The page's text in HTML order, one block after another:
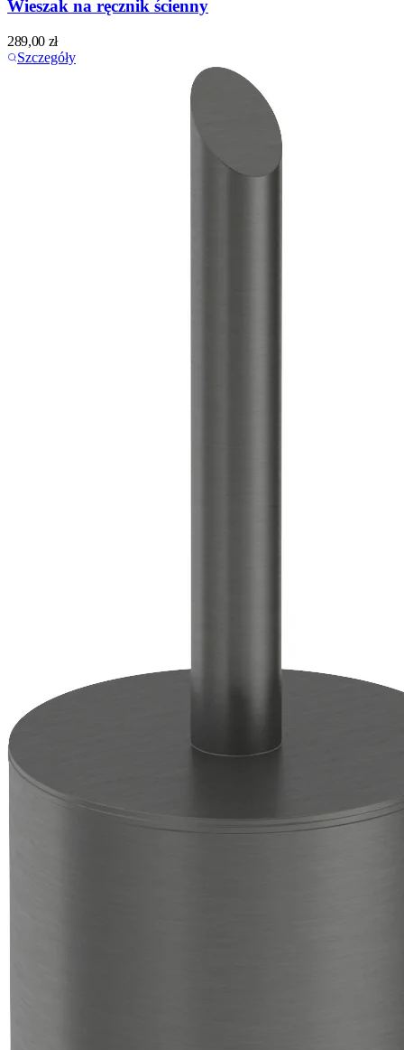
Wieszak na ręcznik ścienny
289,00 zł
Szczegóły